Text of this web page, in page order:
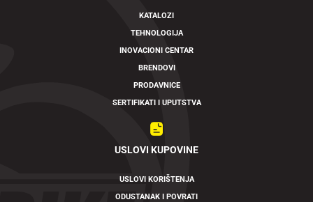
KATALOZI
TEHNOLOGIJA
INOVACIONI CENTAR
BRENDOVI
PRODAVNICE
SERTIFIKATI I UPUTSTVA
USLOVI KUPOVINE
USLOVI KORIŠTENJA
ODUSTANAK I POVRATI